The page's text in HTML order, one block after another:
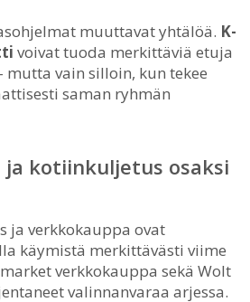
muuttavat yhtälöä. K-
voivat tuoda merkittäviä etuja
vain silloin, kun tekee
saman ryhmän
kotiinkuljetus osaksi
ja verkkokauppa ovat
käymistä merkittävästi viime
verkkokauppa sekä Wolt
valinnanvaraa arjessa.